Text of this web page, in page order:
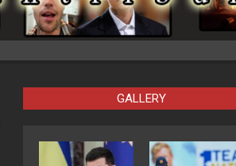
GALLERY